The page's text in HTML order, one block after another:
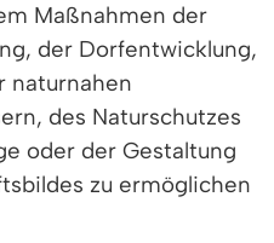
Maßnahmen der
der Dorfentwicklung,
naturnahen
des Naturschutzes
oder der Gestaltung
zu ermöglichen